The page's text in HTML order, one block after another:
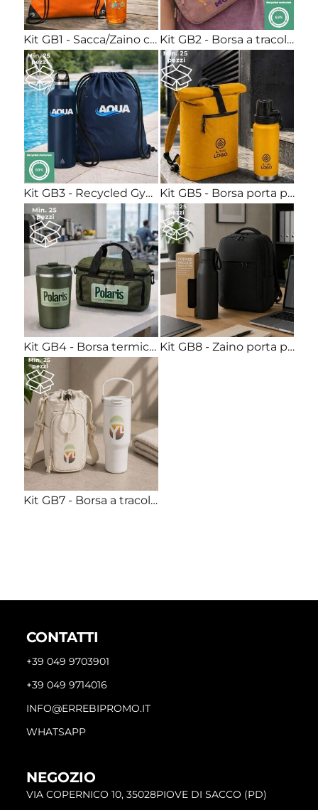
Kit GB1 - Sacca/Zaino con Lacci+Borraccia 650ml Pet riciclabile Stampa full color inclusa Kit GB2 - Borsa a tracolla tessuto GRS + Borraccia 400ml plastica riciclata RCS Stampa full color inclusa
Kit GB3 - Recycled Gymsac con zip + Borraccia termica 500ml acciaio Stampa full color inclusa Kit GB5 - Borsa porta pc roll-up + Borraccia termica 700ml acciaio Stampa full color inclusa
Kit GB4 - Borsa termica mini + Bicchiere termico 350ml acciaio Stampa full color inclusa Kit GB8 - Zaino porta pc 15,6" + Borraccia termica 500ml acciaio Stampa full color inclusa
Kit GB7 - Borsa a tracolla porta borraccia + Bicchiere termico 900ml acciaio Stampa full color inclusa
CONTATTI
+39 049 9703901
+39 049 9714016
INFO@ERREBIPROMO.IT
WHATSAPP
NEGOZIO
VIA COPERNICO 10, 35028PIOVE DI SACCO (PD)